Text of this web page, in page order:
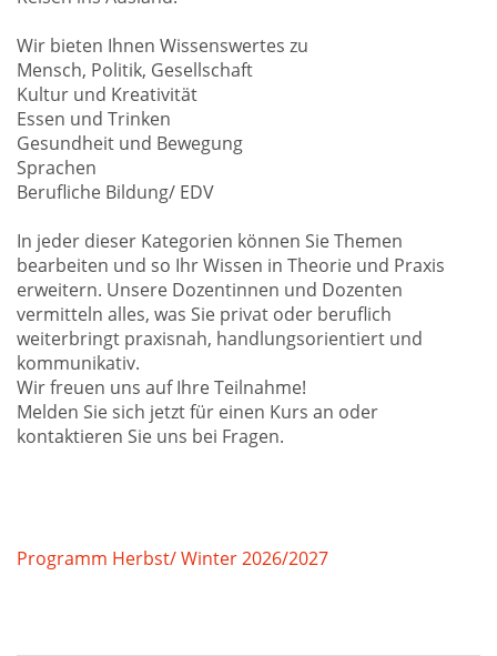
Wir bieten Ihnen Wissenswertes zu
Mensch, Politik, Gesellschaft
Kultur und Kreativität
Essen und Trinken
Gesundheit und Bewegung
Sprachen
Berufliche Bildung/ EDV
In jeder dieser Kategorien können Sie Themen
bearbeiten und so Ihr Wissen in Theorie und Praxis
erweitern. Unsere Dozentinnen und Dozenten
vermitteln alles, was Sie privat oder beruflich
weiterbringt praxisnah, handlungsorientiert und
kommunikativ.
Wir freuen uns auf Ihre Teilnahme!
Melden Sie sich jetzt für einen Kurs an oder
kontaktieren Sie uns bei Fragen.
Programm Herbst/ Winter 2026/2027